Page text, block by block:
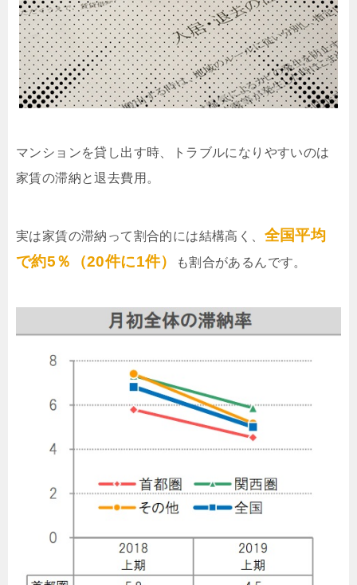
マンションを貸し出す時、トラブルになりやすいのは
家賃の滞納と退去費用。
実は家賃の滞納って割合的には結構高く、 全国平均
で約5％（20件に1件）
も割合があるんです。